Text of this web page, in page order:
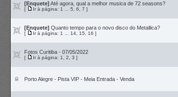
[Enquete] Até agora, qual a melhor musica de 72 seasons?
[ Ir à página: 1 5 6 7 ]
[Enquete] Quanto tempo para o novo disco do Metallica?
[ Ir à página: 1 14, 15 16 ]
Fotos Curitiba - 07/05/2022
[ Ir à página: 1 2 3 ]
Porto Alegre - Pista VIP - Meia Entrada - Venda